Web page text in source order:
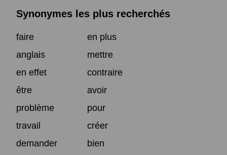
Synonymes les plus recherchés
faire
en plus
anglais
mettre
en effet
contraire
être
avoir
problème
pour
travail
créer
demander
bien